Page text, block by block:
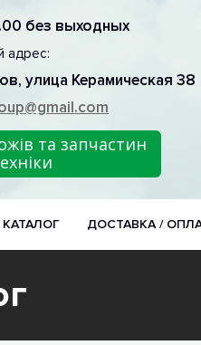
без выходных
адрес:
улица Керамическая 38
та запчастин
КАТАЛОГ ДОСТАВКА /